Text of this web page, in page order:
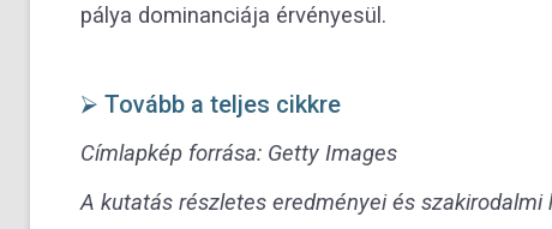
pálya dominanciája érvényesül.
⮚ Tovább a teljes cikkre
Címlapkép forrása: Getty Images
A kutatás részletes eredményei és